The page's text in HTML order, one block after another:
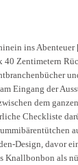
ins
Zentimetern
Eingang der
dem
Checkliste
Design, davor
als